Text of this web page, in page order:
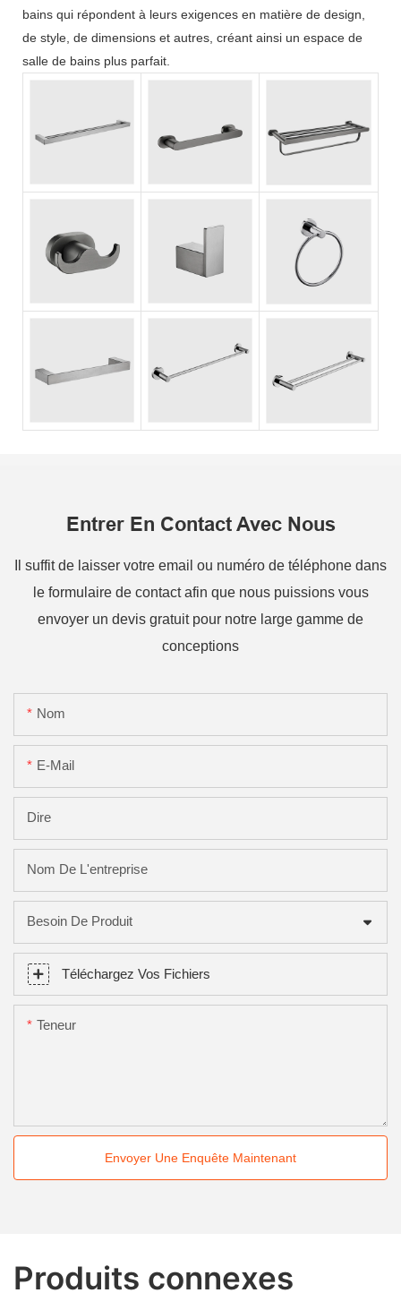
bains qui répondent à leurs exigences en matière de design,
de style, de dimensions et autres, créant ainsi un espace de
salle de bains plus parfait.
Entrer En Contact Avec Nous
Il suffit de laisser votre email ou numéro de téléphone dans
le formulaire de contact afin que nous puissions vous
envoyer un devis gratuit pour notre large gamme de
conceptions
Nom
E-Mail
Dire
Nom De L'entreprise
Besoin De Produit
Téléchargez Vos Fichiers
Teneur
Envoyer Une Enquête Maintenant
Produits connexes